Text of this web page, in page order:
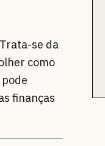
se da
como
finanças